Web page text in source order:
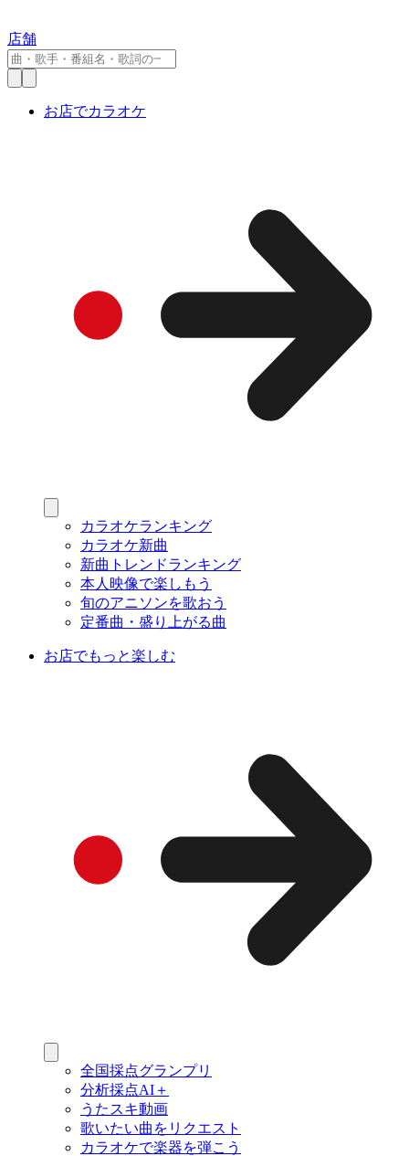
店舗
お店でカラオケ
カラオケランキング
カラオケ新曲
新曲トレンドランキング
本人映像で楽しもう
旬のアニソンを歌おう
定番曲・盛り上がる曲
お店でもっと楽しむ
全国採点グランプリ
分析採点AI＋
うたスキ動画
歌いたい曲をリクエスト
カラオケで楽器を弾こう